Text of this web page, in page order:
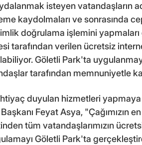
isteyen vatandaşların
kaydolmaları ve sonrasında
doğrulama işlemini yapmaları
tarafından verilen ücretsiz
Göletli Park'ta
tarafından memnuniyetle
duyulan hizmetleri
Feyat Asya, "Çağımızın
tüm vatandaşlarımızın
Göletli Park'ta